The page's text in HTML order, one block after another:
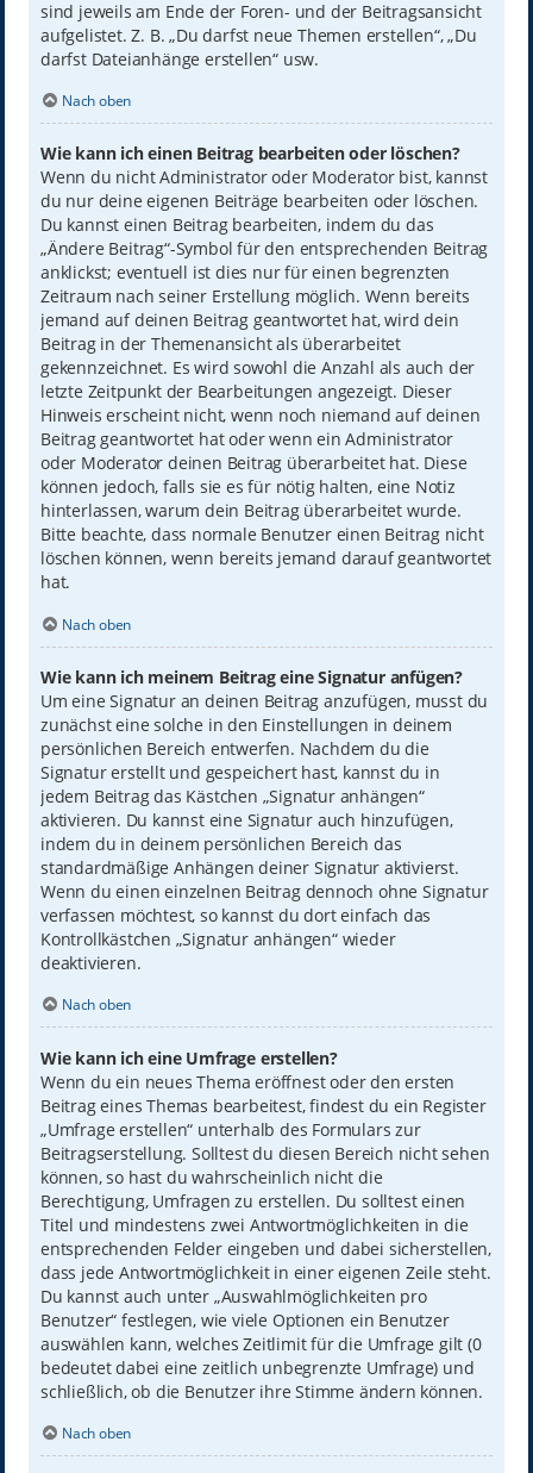
sind jeweils am Ende der Foren- und der Beitragsansicht
aufgelistet. Z. B. „Du darfst neue Themen erstellen“, „Du
darfst Dateianhänge erstellen“ usw.
Nach oben
Wie kann ich einen Beitrag bearbeiten oder löschen?
Wenn du nicht Administrator oder Moderator bist, kannst
du nur deine eigenen Beiträge bearbeiten oder löschen.
Du kannst einen Beitrag bearbeiten, indem du das
„Ändere Beitrag“-Symbol für den entsprechenden Beitrag
anklickst; eventuell ist dies nur für einen begrenzten
Zeitraum nach seiner Erstellung möglich. Wenn bereits
jemand auf deinen Beitrag geantwortet hat, wird dein
Beitrag in der Themenansicht als überarbeitet
gekennzeichnet. Es wird sowohl die Anzahl als auch der
letzte Zeitpunkt der Bearbeitungen angezeigt. Dieser
Hinweis erscheint nicht, wenn noch niemand auf deinen
Beitrag geantwortet hat oder wenn ein Administrator
oder Moderator deinen Beitrag überarbeitet hat. Diese
können jedoch, falls sie es für nötig halten, eine Notiz
hinterlassen, warum dein Beitrag überarbeitet wurde.
Bitte beachte, dass normale Benutzer einen Beitrag nicht
löschen können, wenn bereits jemand darauf geantwortet
hat.
Nach oben
Wie kann ich meinem Beitrag eine Signatur anfügen?
Um eine Signatur an deinen Beitrag anzufügen, musst du
zunächst eine solche in den Einstellungen in deinem
persönlichen Bereich entwerfen. Nachdem du die
Signatur erstellt und gespeichert hast, kannst du in
jedem Beitrag das Kästchen „Signatur anhängen“
aktivieren. Du kannst eine Signatur auch hinzufügen,
indem du in deinem persönlichen Bereich das
standardmäßige Anhängen deiner Signatur aktivierst.
Wenn du einen einzelnen Beitrag dennoch ohne Signatur
verfassen möchtest, so kannst du dort einfach das
Kontrollkästchen „Signatur anhängen“ wieder
deaktivieren.
Nach oben
Wie kann ich eine Umfrage erstellen?
Wenn du ein neues Thema eröffnest oder den ersten
Beitrag eines Themas bearbeitest, findest du ein Register
„Umfrage erstellen“ unterhalb des Formulars zur
Beitragserstellung. Solltest du diesen Bereich nicht sehen
können, so hast du wahrscheinlich nicht die
Berechtigung, Umfragen zu erstellen. Du solltest einen
Titel und mindestens zwei Antwortmöglichkeiten in die
entsprechenden Felder eingeben und dabei sicherstellen,
dass jede Antwortmöglichkeit in einer eigenen Zeile steht.
Du kannst auch unter „Auswahlmöglichkeiten pro
Benutzer“ festlegen, wie viele Optionen ein Benutzer
auswählen kann, welches Zeitlimit für die Umfrage gilt (0
bedeutet dabei eine zeitlich unbegrenzte Umfrage) und
schließlich, ob die Benutzer ihre Stimme ändern können.
Nach oben